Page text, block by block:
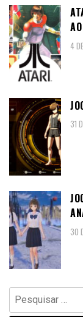
4
31
30
Pesquisar
por: